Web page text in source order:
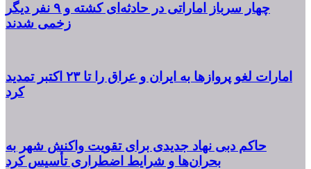
چهار سرباز اماراتی در حادثه‌ای کشته و ۹ نفر دیگر
زخمی شدند
امارات لغو پروازها به ایران و عراق را تا ۲۳ اکتبر تمدید
کرد
حاکم دبی نهاد جدیدی برای تقویت واکنش شهر به
بحران‌ها و شرایط اضطراری تأسیس کرد